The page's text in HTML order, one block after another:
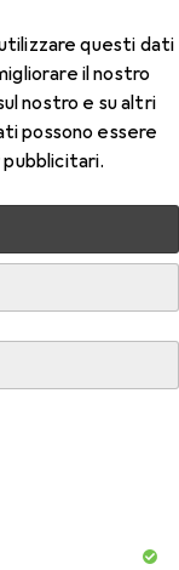
questi dati
il nostro
nostro e su altri
possono essere
Vai Nano
Vai